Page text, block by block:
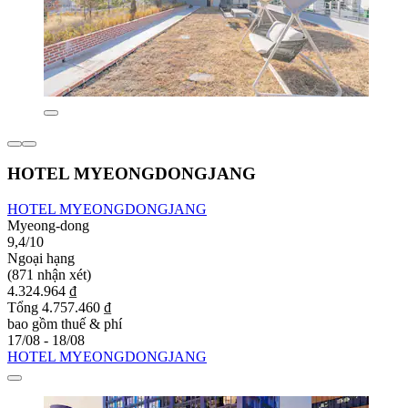
HOTEL MYEONGDONGJANG
HOTEL MYEONGDONGJANG
Myeong-dong
9,4/10
Ngoại hạng
(871 nhận xét)
4.324.964 ₫
Tổng 4.757.460 ₫
bao gồm thuế & phí
17/08 - 18/08
HOTEL MYEONGDONGJANG